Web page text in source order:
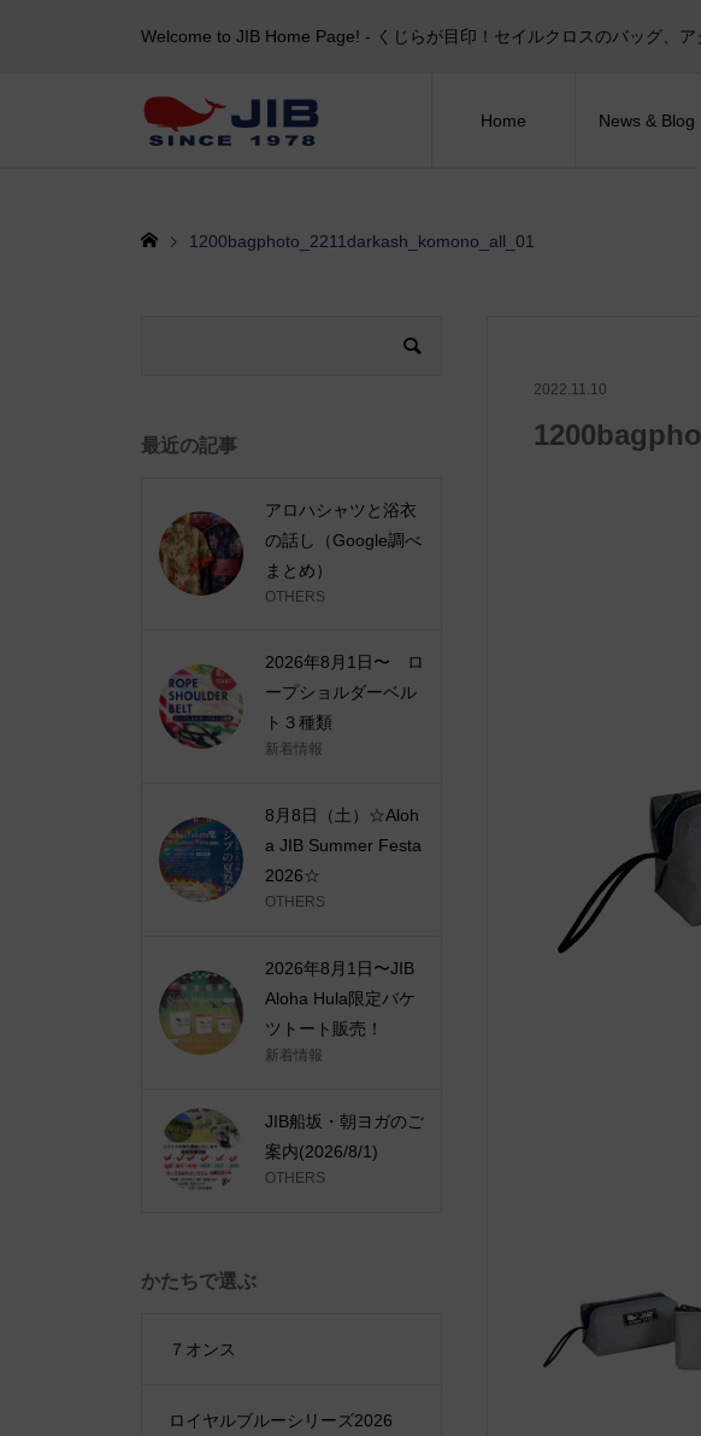
Welcome to JIB Home Page! ‐ くじらが目印！セイルクロスのバッグ、ア
Home News & Blog
1200bagphoto_2211darkash_komono_all_01
2022.11.10
最近の記事
アロハシャツと浴衣
の話し（Google調べ
まとめ）
OTHERS
2026年8月1日〜 ロ
ープショルダーベル
ト３種類
新着情報
8月8日（土）☆Aloh
a JIB Summer Festa
2026☆
OTHERS
2026年8月1日〜JIB
Aloha Hula限定バケ
ツトート販売！
新着情報
JIB船坂・朝ヨガのご
案内(2026/8/1)
OTHERS
かたちで選ぶ
７オンス
ロイヤルブルーシリーズ2026